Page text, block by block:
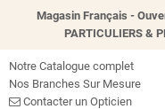
Magasin Français -
PARTICULIERS &
Notre Catalogue complet
Nos Branches Sur Mesure
Contacter un Opticien